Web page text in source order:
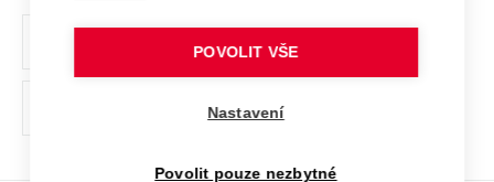
Ochrana osobních údajů
odkaz)
POVOLIT VŠE
Nastavení
Povolit pouze nezbytné